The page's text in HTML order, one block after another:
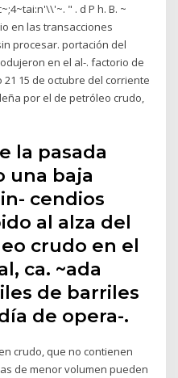
" . d P h. B. ~
en las transacciones
procesar. portación del
en el al-. factorio de
15 de octubre del corriente
por el de petróleo crudo,
la pasada
una baja
cendios
al alza del
crudo en el
ca. ~ada
de barriles
de opera-.
crudo, que no contienen
de menor volumen pueden